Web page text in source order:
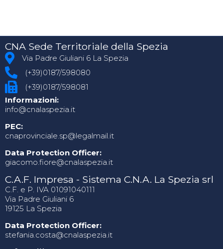
CNA Sede Territoriale della Spezia
Via Padre Giuliani 6 La Spezia
(+39)0187/598080
(+39)0187/598081
Informazioni:
info@cnalaspezia.it
PEC:
cnaprovinciale.sp@legalmail.it
Data Protection Officer:
giacomo.fiore@cnalaspezia.it
C.A.F. Impresa - Sistema C.N.A. La Spezia srl
C.F. e P. IVA 01091040111
Via Padre Giuliani 6
19125 La Spezia
Data Protection Officer:
stefania.costa@cnalaspezia.it